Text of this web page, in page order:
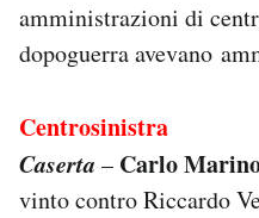
amministrazioni di
dopoguerra avevano
Centrosinistra
Caserta – Carlo
vinto contro Riccardo